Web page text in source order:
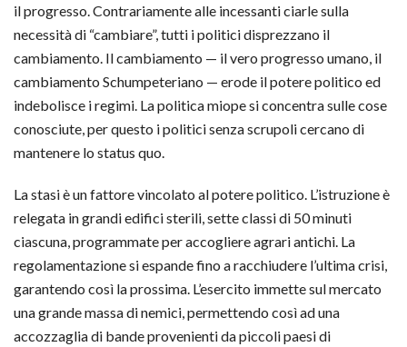
il progresso. Contrariamente alle incessanti ciarle sulla
necessità di “cambiare”, tutti i politici disprezzano il
cambiamento. Il cambiamento — il vero progresso umano, il
cambiamento Schumpeteriano — erode il potere politico ed
indebolisce i regimi. La politica miope si concentra sulle cose
conosciute, per questo i politici senza scrupoli cercano di
mantenere lo status quo.
La stasi è un fattore vincolato al potere politico. L’istruzione è
relegata in grandi edifici sterili, sette classi di 50 minuti
ciascuna, programmate per accogliere agrari antichi. La
regolamentazione si espande fino a racchiudere l’ultima crisi,
garantendo così la prossima. L’esercito immette sul mercato
una grande massa di nemici, permettendo così ad una
accozzaglia di bande provenienti da piccoli paesi di